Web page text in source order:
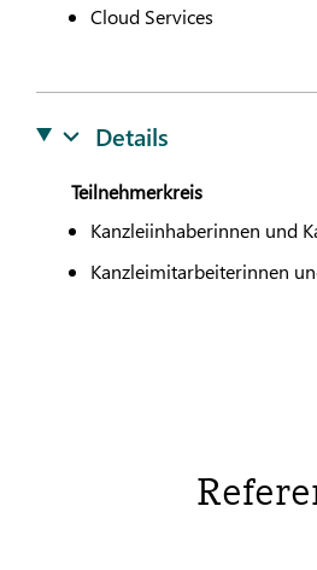
Cloud Services
Details
Teilnehmerkreis
Kanzleiinhaberinnen und
Kanzleimitarbeiterinnen